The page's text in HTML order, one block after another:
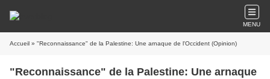
MENU
Accueil » "Reconnaissance" de la Palestine: Une arnaque de l'Occident (Opinion)
"Reconnaissance" de la Palestine: Une arnaque